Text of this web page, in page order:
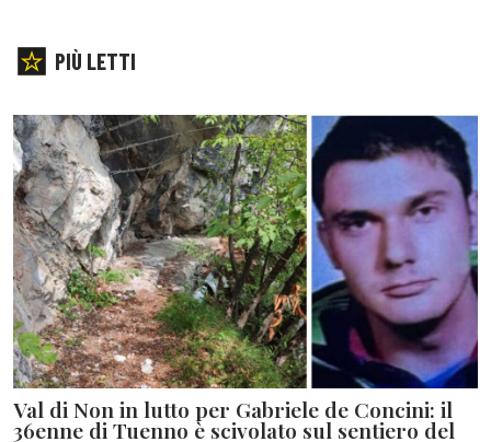
PIÙ LETTI
Val di Non in lutto per Gabriele de Concini: il
36enne di Tuenno è scivolato sul sentiero del